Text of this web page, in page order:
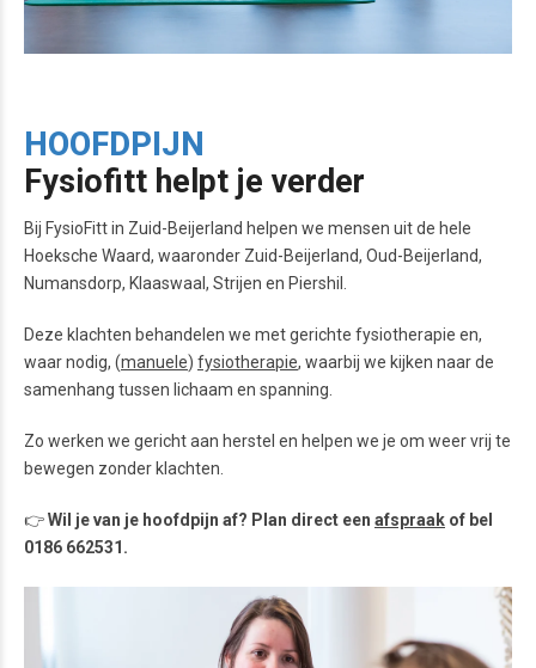
HOOFDPIJN
Fysiofitt helpt je verder
Bij FysioFitt in Zuid-Beijerland helpen we mensen uit de hele
Hoeksche Waard, waaronder Zuid-Beijerland, Oud-Beijerland,
Numansdorp, Klaaswaal, Strijen en Piershil.
Deze klachten behandelen we met gerichte fysiotherapie en,
waar nodig, (manuele) fysiotherapie, waarbij we kijken naar de
samenhang tussen lichaam en spanning.
Zo werken we gericht aan herstel en helpen we je om weer vrij te
bewegen zonder klachten.
👉Wil je van je hoofdpijn af? Plan direct een afspraak of bel
0186 662531.